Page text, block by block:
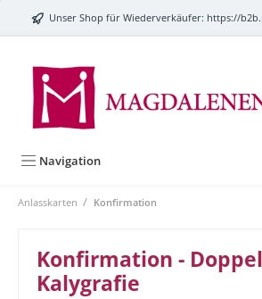
springenUnser Shop für Wiederverkäufer: https://
Navigation
Anlasskarten / Konfirmation
Konfirmation -
Kalygrafie